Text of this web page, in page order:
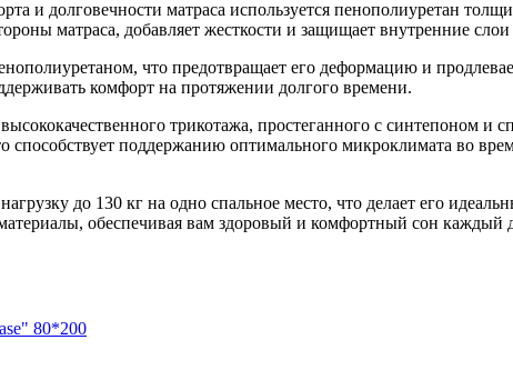
и долговечности матраса используется пенополиуретан
матраса, добавляет жесткости и защищает внутренние
что предотвращает его деформацию и
комфорт на протяжении долгого времени.
трикотажа, простеганного с синтепоном
способствует поддержанию оптимального микроклимата во
до 130 кг на одно спальное место, что делает его
обеспечивая вам здоровый и комфортный сон каждый
80*200